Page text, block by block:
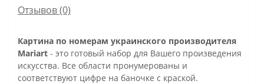
Отзывов (0)
Картина по номерам украинского производителя
Mariart - это готовый набор для Вашего произведения
искусства. Все области пронумерованы и
соответствуют цифре на баночке с краской.